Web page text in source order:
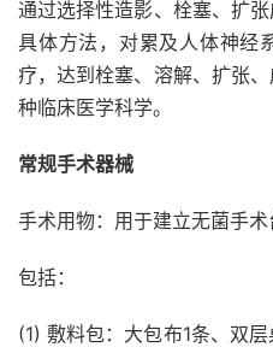
通过选择性造影、栓塞、扩
具体方法，对累及人体神经
疗，达到栓塞、溶解、扩张
种临床医学科学。
常规手术器械
手术用物：用于建立无菌手术
包括：
(1) 敷料包：大包布1条、双